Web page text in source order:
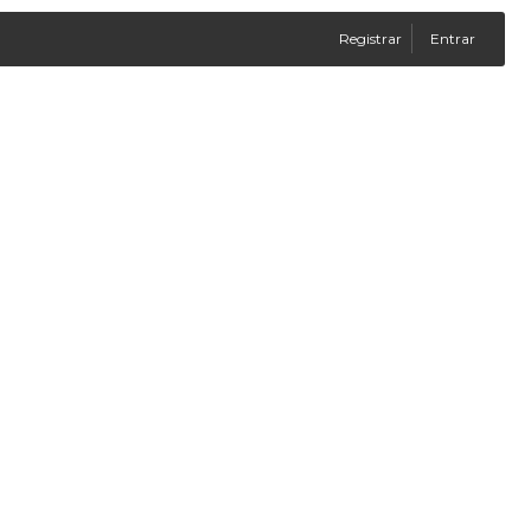
Registrar Entrar